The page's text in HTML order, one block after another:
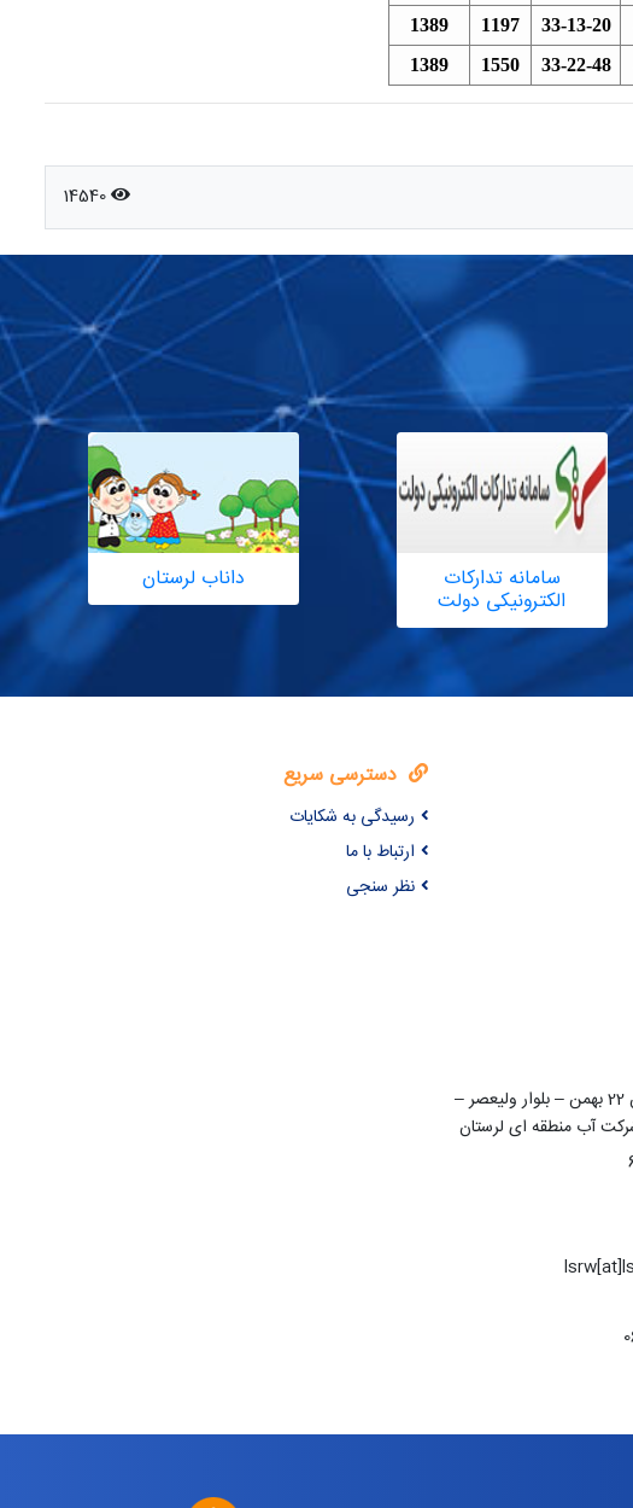
33-13-20
1197
1389
33-22-48
1550
1389
14540
سامانه تدارکات
الکترونیکی دولت
داناب لرستان
دسترسی سریع
رسیدگی به شکایات
ارتباط با ما
نظر سنجی
آدرس : خرم آباد – میدان 22 بهمن – بلوار ولیعصر –